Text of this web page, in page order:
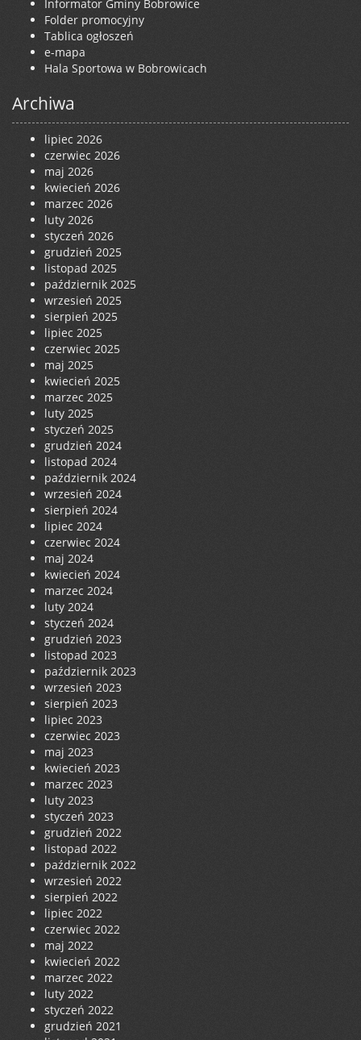
Informator Gminy Bobrowice
Folder promocyjny
Tablica ogłoszeń
e-mapa
Hala Sportowa w Bobrowicach
Archiwa
lipiec 2026
czerwiec 2026
maj 2026
kwiecień 2026
marzec 2026
luty 2026
styczeń 2026
grudzień 2025
listopad 2025
październik 2025
wrzesień 2025
sierpień 2025
lipiec 2025
czerwiec 2025
maj 2025
kwiecień 2025
marzec 2025
luty 2025
styczeń 2025
grudzień 2024
listopad 2024
październik 2024
wrzesień 2024
sierpień 2024
lipiec 2024
czerwiec 2024
maj 2024
kwiecień 2024
marzec 2024
luty 2024
styczeń 2024
grudzień 2023
listopad 2023
październik 2023
wrzesień 2023
sierpień 2023
lipiec 2023
czerwiec 2023
maj 2023
kwiecień 2023
marzec 2023
luty 2023
styczeń 2023
grudzień 2022
listopad 2022
październik 2022
wrzesień 2022
sierpień 2022
lipiec 2022
czerwiec 2022
maj 2022
kwiecień 2022
marzec 2022
luty 2022
styczeń 2022
grudzień 2021